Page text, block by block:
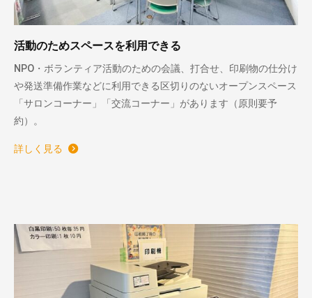
活動のためスペースを利用できる
NPO・ボランティア活動のための会議、打合せ、印刷物の仕分け
や発送準備作業などに利用できる区切りのないオープンスペース
「サロンコーナー」「交流コーナー」があります（原則要予
約）。
詳しく見る